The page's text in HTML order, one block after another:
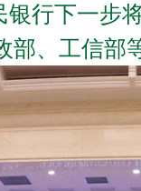
行下一步
部、工信部